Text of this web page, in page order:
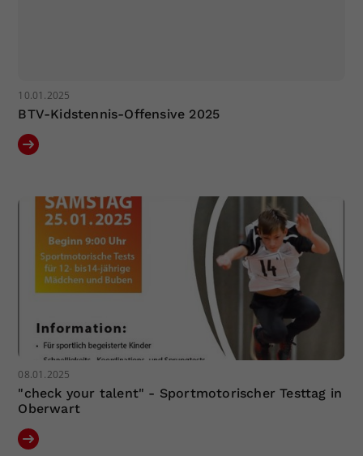
10.01.2025
BTV-Kidstennis-Offensive 2025
08.01.2025
"check your talent" - Sportmotorischer Testtag in
Oberwart